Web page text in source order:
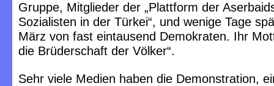
Gruppe, Mitglieder der „Plattform der
Sozialisten in der Türkei“, und wenige Tage
März von fast eintausend Demokraten. Ihr
die Brüderschaft der Völker“.
Sehr viele Medien haben die Demonstration,